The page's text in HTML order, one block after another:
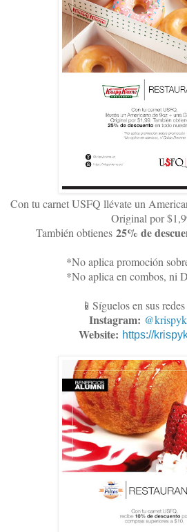
Con tu carnet USFQ llévate un
Original por
También obtienes 25% de
*No aplica promoción
*No aplica en combos, ni
📱Síguelos en sus
Instagram:
Website: https://